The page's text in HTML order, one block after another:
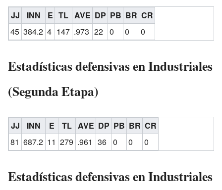
JJ INN E TL AVE DP PB BR CR
45 384.2 4 147 .973 22 0 0 0
Estadísticas defensivas en Industriales
(Segunda Etapa)
JJ INN E TL AVE DP PB BR CR
81 687.2 11 279 .961 36 0 0 0
Estadísticas defensivas en Industriales